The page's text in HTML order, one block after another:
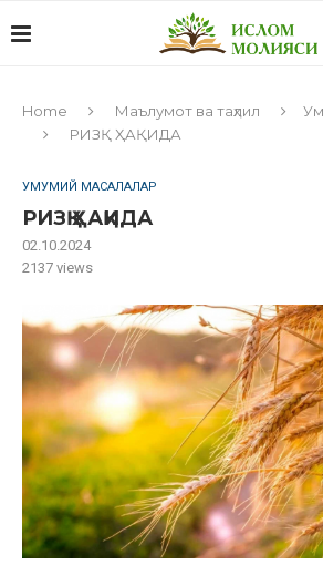
Home Маълумот ва таҳлил
РИЗҚ ҲАҚИДА
УМУМИЙ МАСАЛАЛАР
РИЗҚ ҲАҚИДА
02.10.2024
2137 views